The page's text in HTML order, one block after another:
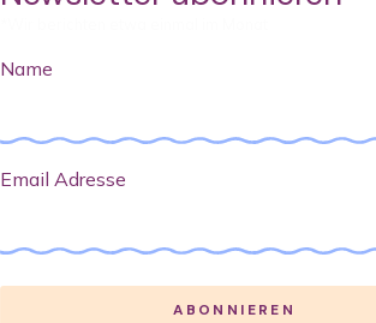
Name
Email Adresse